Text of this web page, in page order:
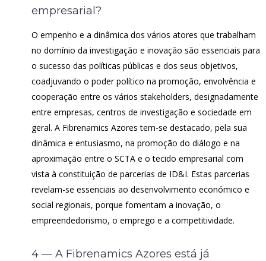
empresarial?
O empenho e a dinâmica dos vários atores que trabalham
no domínio da investigação e inovação são essenciais para
o sucesso das políticas públicas e dos seus objetivos,
coadjuvando o poder político na promoção, envolvência e
cooperação entre os vários stakeholders, designadamente
entre empresas, centros de investigação e sociedade em
geral. A Fibrenamics Azores tem-se destacado, pela sua
dinâmica e entusiasmo, na promoção do diálogo e na
aproximação entre o SCTA e o tecido empresarial com
vista à constituição de parcerias de ID&I. Estas parcerias
revelam-se essenciais ao desenvolvimento económico e
social regionais, porque fomentam a inovação, o
empreendedorismo, o emprego e a competitividade.
4 — A Fibrenamics Azores está já